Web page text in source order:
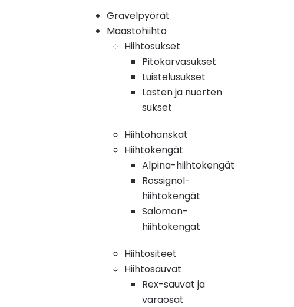
Gravelpyörät
Maastohiihto
Hiihtosukset
Pitokarvasukset
Luistelusukset
Lasten ja nuorten
sukset
Hiihtohanskat
Hiihtokengät
Alpina-hiihtokengät
Rossignol-
hiihtokengät
Salomon-
hiihtokengät
Hiihtositeet
Hiihtosauvat
Rex-sauvat ja
varaosat